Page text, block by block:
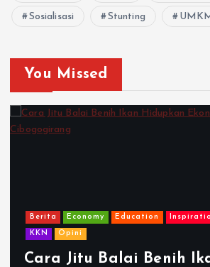
Sosialisasi Stunting
You Missed
Berita Economy Education
KKN Opini
Cara Jitu Balai Benih